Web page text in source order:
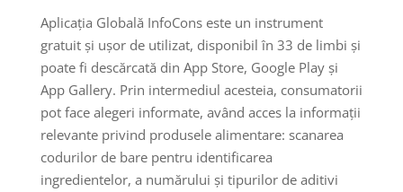
Aplicația Globală InfoCons este un instrument
gratuit și ușor de utilizat, disponibil în 33 de limbi și
poate fi descărcată din App Store, Google Play și
App Gallery. Prin intermediul acesteia, consumatorii
pot face alegeri informate, având acces la informații
relevante privind produsele alimentare: scanarea
codurilor de bare pentru identificarea
ingredientelor, a numărului și tipurilor de aditivi